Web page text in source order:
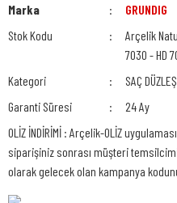
Marka
GRUNDIG
Stok Kodu
Arçelik
7030 - HD
Kategori
SAÇ
Garanti Süresi
24 Ay
OLİZ İNDİRİMİ : Arçelik-OLİZ
siparişiniz sonrası müşteri
olarak gelecek olan kampanya